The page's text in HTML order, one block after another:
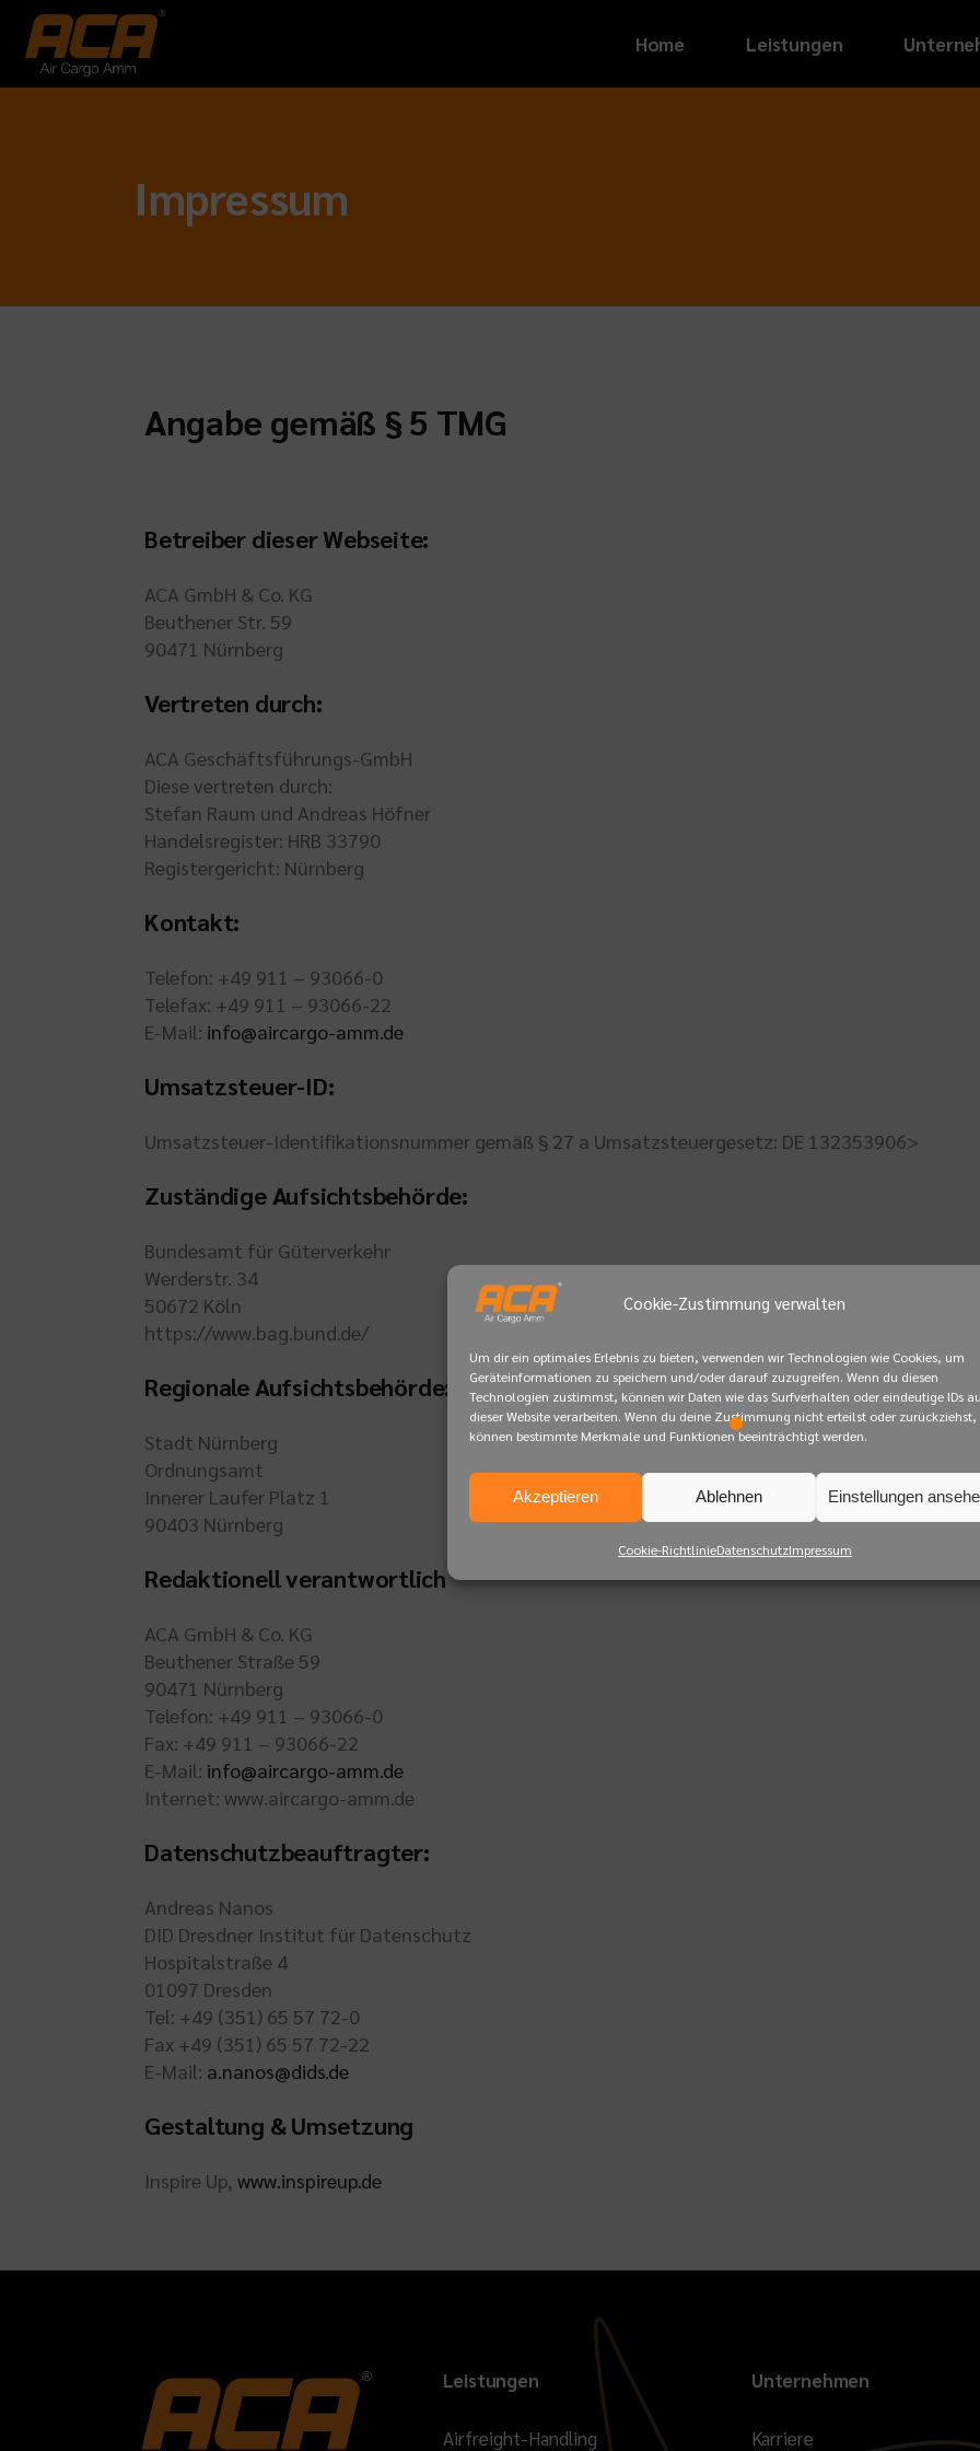
Cookie-Zustimmung verwalten
Um dir ein optimales Erlebnis zu bieten, verwenden wir Technologien wie Cookies, um
Geräteinformationen zu speichern und/oder darauf zuzugreifen. Wenn du diesen
Technologien zustimmst, können wir Daten wie das Surfverhalten oder eindeutige IDs
dieser Website verarbeiten. Wenn du deine Zustimmung nicht erteilst oder zurückziehst,
können bestimmte Merkmale und Funktionen beeinträchtigt werden.
Akzeptieren Ablehnen Einstellungen
Cookie-RichtlinieDatenschutzImpressum
Home Leistungen
Impressum
Angabe gemäß § 5 TMG
Betreiber dieser Webseite:
ACA GmbH & Co. KG
Beuthener Str. 59
90471 Nürnberg
Vertreten durch:
ACA Geschäftsführungs-GmbH
Diese vertreten durch:
Stefan Raum und Andreas Höfner
Handelsregister: HRB 33790
Registergericht: Nürnberg
Kontakt:
Telefon: +49 911 – 93066-0
Telefax: +49 911 – 93066-22
E-Mail: info@aircargo-amm.de
Umsatzsteuer-ID:
Umsatzsteuer-Identifikationsnummer gemäß § 27 a Umsatzsteuergesetz: DE 132353906>
Zuständige Aufsichtsbehörde:
Bundesamt für Güterverkehr
Werderstr. 34
50672 Köln
https://www.bag.bund.de/
Regionale Aufsichtsbehörde:
Stadt Nürnberg
Ordnungsamt
Innerer Laufer Platz 1
90403 Nürnberg
Redaktionell verantwortlich
ACA GmbH & Co. KG
Beuthener Straße 59
90471 Nürnberg
Telefon: +49 911 – 93066-0
Fax: +49 911 – 93066-22
E-Mail: info@aircargo-amm.de
Internet: www.aircargo-amm.de
Datenschutzbeauftragter:
Andreas Nanos
DID Dresdner Institut für Datenschutz
Hospitalstraße 4
01097 Dresden
Tel: +49 (351) 65 57 72-0
Fax +49 (351) 65 57 72-22
E-Mail: a.nanos@dids.de
Gestaltung & Umsetzung
Inspire Up, www.inspireup.de
Leistungen
Airfreight-Handling
Unternehmen
Karriere